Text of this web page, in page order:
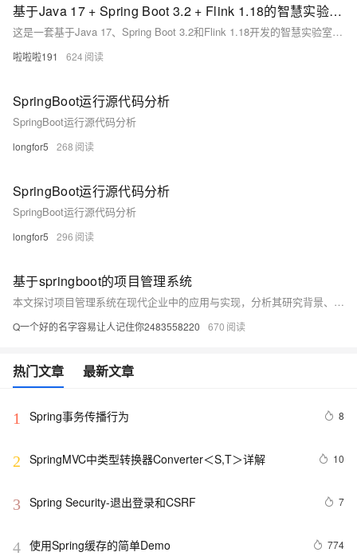
基于Java 17 + Spring Boot 3.2 + Flink 1.18的智慧实验室管理系统核心代码
这是一套基于Java 17、Spring Boot 3.2和Flink 1.18开发的智慧实验室管理系统核心代码。系统涵盖多协议设备接入（支持OPC UA、MQTT等12种工业协议）、实时异常检测（Flink流处理引擎实现设备状态监控）、强化学习调度（Q-Learning算法优化资源分配）、三维可视化（JavaFX与WebGL渲染实验室空间）、微服务架构（Spring Cloud构建分布式体系）及数据湖建设（Spark构建实验室数据仓库）。实际应用中，该系统显著提升了设备调度效率（响应时间从46分钟降至9秒）、设备利用率（从41%提升至89%），并大幅减少实验准备时间和维护成本。
啦啦啦191 624
SpringBoot运行源代码分析
SpringBoot运行源代码分析
longfor5 268
SpringBoot运行源代码分析
SpringBoot运行源代码分析
longfor5 296
基于springboot的项目管理系统
本文探讨项目管理系统在现代企业中的应用与实现，分析其研究背景、意义及现状，阐述基于SSM、Java、MySQL和Vue等技术构建系统的关键方法，展现其在提升管理效率、协同水平与风险管控方面的价值。
Q一个好的名字容易让人记住你2483558220 670
热门文章 最新文章
1 Spring事务传播行为 8
2 SpringMVC中类型转换器Converter＜S,T＞详解 10
3 7
4 使用Spring缓存的简单Demo 774